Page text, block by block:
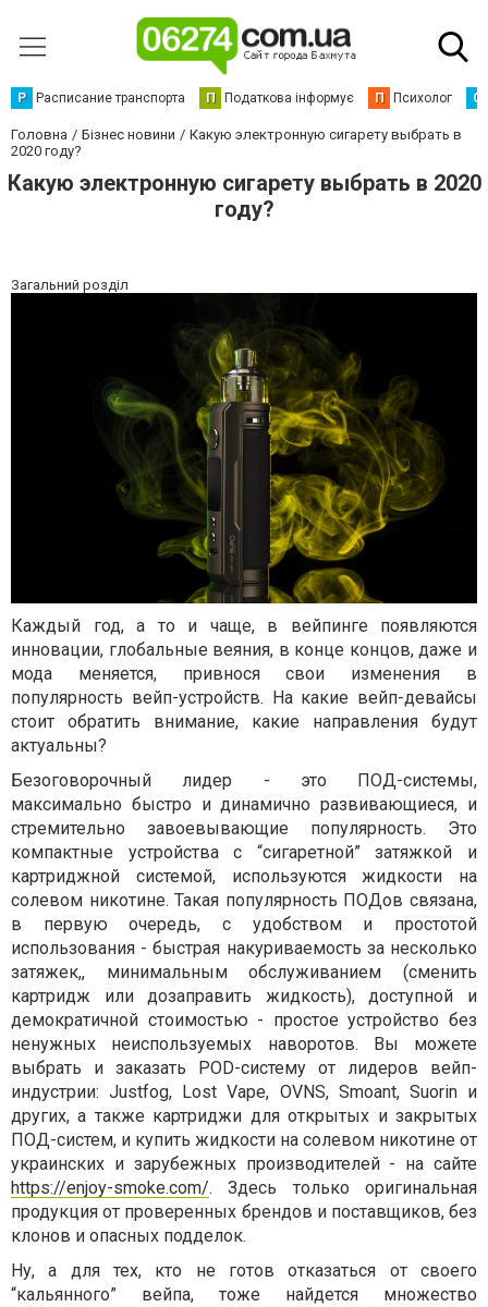
Р Расписание транспорта П Податкова інформує П Психолог С
Головна Бізнес новини
Какую электронную сигарету выбрать в
2020 году?
Какую электронную сигарету выбрать в 2020
году?
Загальний розділ
Каждый год, а то и чаще, в вейпинге появляются
инновации, глобальные веяния, в конце концов, даже и
мода меняется, привнося свои изменения в
популярность вейп-устройств. На какие вейп-девайсы
стоит обратить внимание, какие направления будут
актуальны?
Безоговорочный лидер - это ПОД-системы,
максимально быстро и динамично развивающиеся, и
стремительно завоевывающие популярность. Это
компактные устройства с “сигаретной” затяжкой и
картриджной системой, используются жидкости на
солевом никотине. Такая популярность ПОДов связана,
в первую очередь, с удобством и простотой
использования - быстрая накуриваемость за несколько
затяжек,, минимальным обслуживанием (сменить
картридж или дозаправить жидкость), доступной и
демократичной стоимостью - простое устройство без
ненужных неиспользуемых наворотов. Вы можете
выбрать и заказать POD-систему от лидеров вейп-
индустрии: Justfog, Lost Vape, OVNS, Smoant, Suorin и
других, а также картриджи для открытых и закрытых
ПОД-систем, и купить жидкости на солевом никотине от
украинских и зарубежных производителей - на сайте
https://enjoy-smoke.com/. Здесь только оригинальная
продукция от проверенных брендов и поставщиков, без
клонов и опасных подделок.
Ну, а для тех, кто не готов отказаться от своего
“кальянного” вейпа, тоже найдется множество